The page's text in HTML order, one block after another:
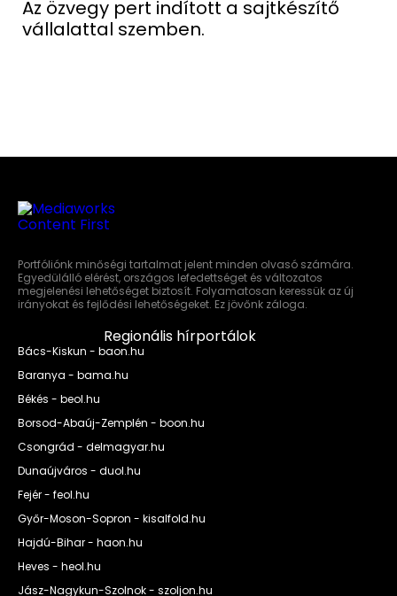
Az özvegy pert indított a sajtkészítő
vállalattal szemben.
Portfóliónk minőségi tartalmat jelent minden olvasó számára.
Egyedülálló elérést, országos lefedettséget és változatos
megjelenési lehetőséget biztosít. Folyamatosan keressük az új
irányokat és fejlődési lehetőségeket. Ez jövőnk záloga.
Regionális hírportálok
Bács-Kiskun - baon.hu
Baranya - bama.hu
Békés - beol.hu
Borsod-Abaúj-Zemplén - boon.hu
Csongrád - delmagyar.hu
Dunaújváros - duol.hu
Fejér - feol.hu
Győr-Moson-Sopron - kisalfold.hu
Hajdú-Bihar - haon.hu
Heves - heol.hu
Jász-Nagykun-Szolnok - szoljon.hu